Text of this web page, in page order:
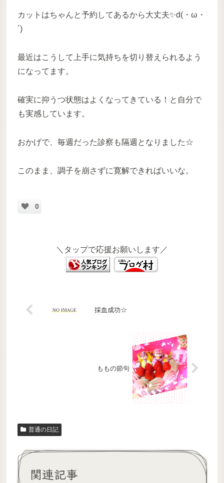
カットはちゃんと予約してあるから大丈夫✨d(・ω・
´)
最近はこうして上手に気持ちを切り替えられるよう
になってます。
確実に抑うつ状態はよくなってきている！と自分で
も実感しています。
おかげで、毎週だった診察も隔週となりました☆
このまま、調子を崩さずに寛解できればいいな。
0
＼タップで応援お願いします／
採血成功☆
ももの節句
普通の日記
関連記事